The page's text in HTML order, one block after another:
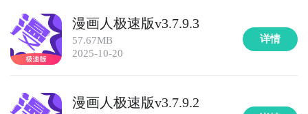
漫画人极速版v3.7.9.3
57.67MB
2025-10-20
详情
漫画人极速版v3.7.9.2